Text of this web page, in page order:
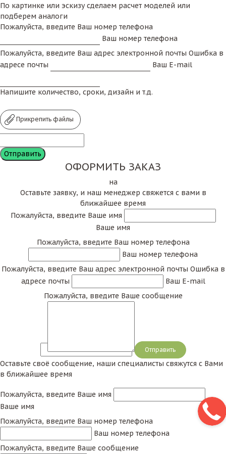
По картинке или эскизу сделаем расчет моделей или
подберем аналоги
Пожалуйста, введите Ваш номер телефона
Ваш номер телефона
Пожалуйста, введите Ваш адрес электронной почты Ошибка в
адресе почты
Ваш E-mail
Напишите количество, сроки, дизайн и т.д.
Прикрепить файлы
ОФОРМИТЬ ЗАКАЗ
на
Оставьте заявку, и наш менеджер свяжется с вами в
ближайшее время
Пожалуйста, введите Ваше имя
Ваше имя
Пожалуйста, введите Ваш номер телефона
Ваш номер телефона
Пожалуйста, введите Ваш адрес электронной почты Ошибка в
адресе почты
Ваш E-mail
Пожалуйста, введите Ваше сообщение
Сообщение
Оставьте своё сообщение, наши специалисты свяжутся с Вами
в ближайшее время
Пожалуйста, введите Ваше имя
Ваше имя
Пожалуйста, введите Ваш номер телефона
Ваш номер телефона
Пожалуйста, введите Ваше сообщение